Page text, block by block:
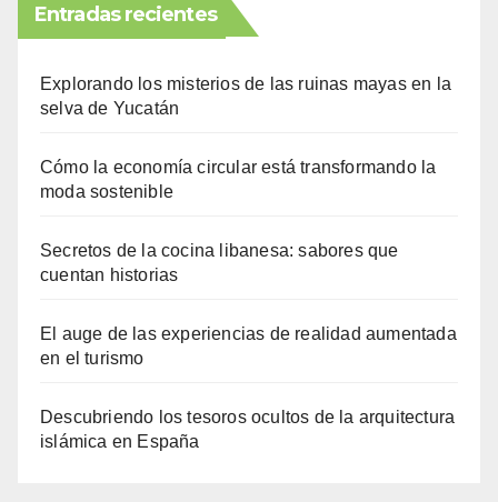
Entradas recientes
Explorando los misterios de las ruinas mayas en la
selva de Yucatán
Cómo la economía circular está transformando la
moda sostenible
Secretos de la cocina libanesa: sabores que
cuentan historias
El auge de las experiencias de realidad aumentada
en el turismo
Descubriendo los tesoros ocultos de la arquitectura
islámica en España